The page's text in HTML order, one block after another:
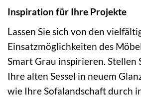
Inspiration für Ihre Projekte
Lassen Sie sich von den
Einsatzmöglichkeiten des
Smart Grau inspirieren. Stellen
Ihre alten Sessel in neuem
wie Ihre Sofalandschaft durch